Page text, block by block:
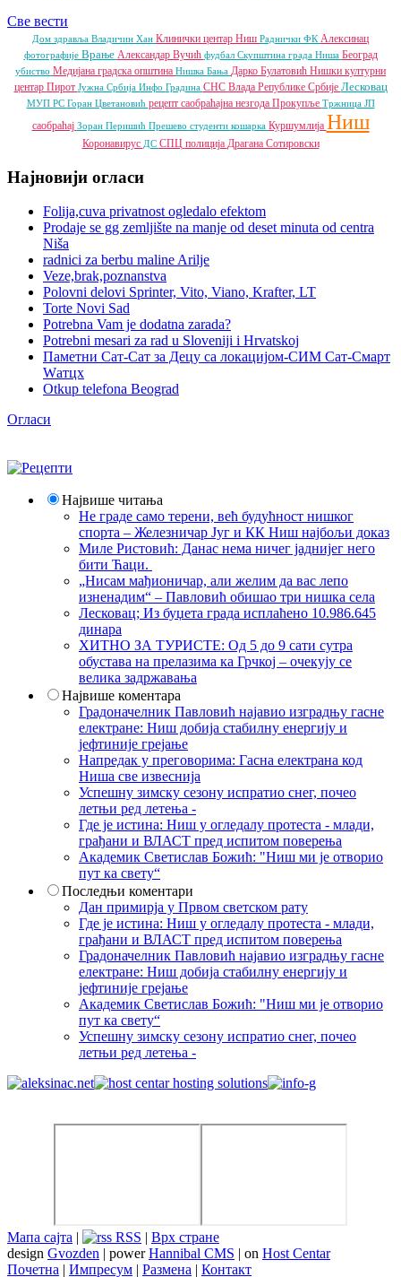
Све вести
Дом здравља Владичин Хан Клинички центар Ниш Раднички ФК Алексинац
фотографије Врање Александар Вучић фудбал Скупштина града Ниша Београд
убиство Медијана градска општина Нишка Бања Дарко Булатовић Нишки културни
центар Пирот Јужна Србија Инфо Градина СНС Влада Републике Србије Лесковац
МУП РС Горан Цветановић рецепт саобраћајна незгода Прокупље Тржница ЈП
саобраћај Зоран Перишић Прешево студенти кошарка Куршумлија Ниш
Коронавирус ДС СПЦ полиција Драгана Сотировски
Најновији огласи
Folija,cuva privatnost ogledalo efektom
Prodaje se gg zemljište na manje od deset minuta od centra
Niša
radnici za berbu maline Arilje
Veze,brak,poznanstva
Polovni delovi Sprinter, Vito, Viano, Krafter, LT
Torte Novi Sad
Potrebna Vam je dodatna zarada?
Potrebni mesari za rad u Sloveniji i Hrvatskoj
Паметни Сат-Сат за Децу са локацијом-СИМ Сат-Смарт
Wатцх
Otkup telefona Beograd
Огласи
Највише читања
Не граде само терени, већ будућност нишког
спорта – Железничар Југ и КК Ниш најбољи доказ
Миле Ристовић: Данас нема ничег јаднијег него
бити Ћаци.
„Нисам мађионичар, али желим да вас лепо
изненадим“ – Павловић обишао три нишка села
Лесковац; Из буџета града исплаћено 10.986.645
динара
ХИТНО ЗА ТУРИСТЕ: Од 5 до 9 сати сутра
обустава на прелазима ка Грчкој – очекују се
велика задржавања
Највише коментара
Градоначелник Павловић најавио изградњу гасне
електране: Ниш добија стабилну енергију и
јефтиније грејање
Напредак у преговорима: Гасна електрана код
Ниша све извеснија
Успешну зимску сезону испратио снег, почео
летњи ред летења -
Где је истина: Ниш у огледалу протеста - млади,
грађани и ВЛАСТ пред испитом поверења
Академик Светислав Божић: "Ниш ми је отворио
пут ка свету“
Последњи коментари
Дан примирја у Првом светском рату
Где је истина: Ниш у огледалу протеста - млади,
грађани и ВЛАСТ пред испитом поверења
Градоначелник Павловић најавио изградњу гасне
електране: Ниш добија стабилну енергију и
јефтиније грејање
Академик Светислав Божић: "Ниш ми је отворио
пут ка свету“
Успешну зимску сезону испратио снег, почео
летњи ред летења -
Мапа сајта RSS
Врх стране
design Gvozden | powerHannibal CMS | on Host Centar
Почетна
Импресум Размена Контакт